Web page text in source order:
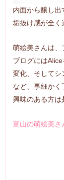
内面から醸し出
垢抜け感が全
萌絵美さんは、
ブログには
変化、そしてシ
など、事細かく
興味のある方
富山の萌絵美